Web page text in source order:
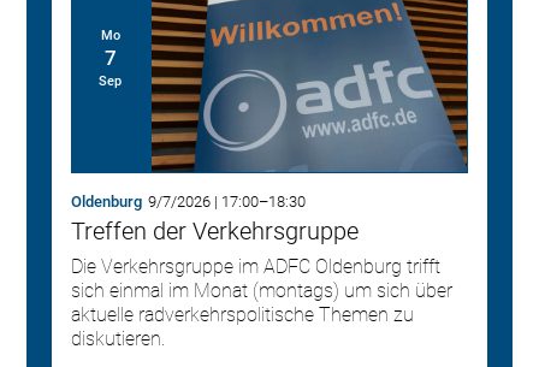
Mo
7
Sep
Oldenburg 9/7/2026| 17:00–18:30
Treffen der Verkehrsgruppe
Die Verkehrsgruppe im ADFC Oldenburg trifft
sich einmal im Monat (montags) um sich über
aktuelle radverkehrspolitische Themen zu
diskutieren.